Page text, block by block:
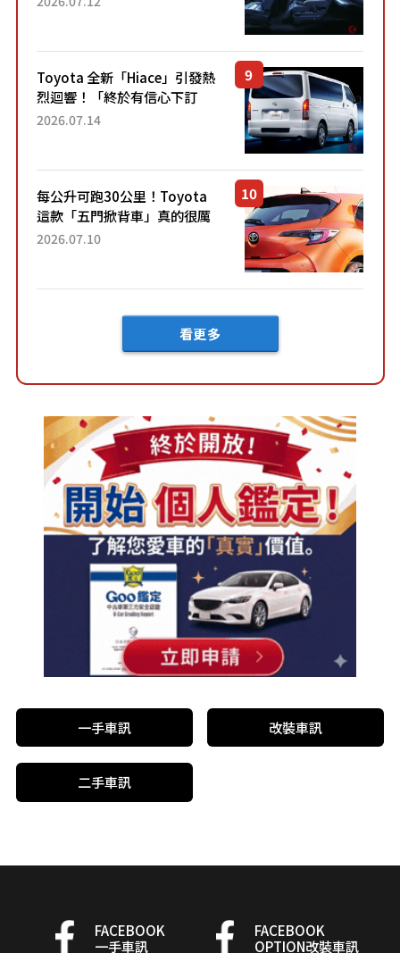
「三...
Toyota 全新「Hiace」引發熱
烈迴響！「終於有信心下訂
了！」「哪個等級交車最
車？...
2026.07.14
每公升可跑30公里！Toyota
這款「五門掀背車」真的很厲
害！ 擁有全長4.3公尺的「剛剛
2026.07.10
看更多
一手車訊 改裝車訊
二手車訊
FACEBOOK
一手車訊
FACEBOOK
OPTION改裝車訊